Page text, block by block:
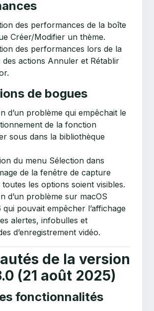
des performances de la boîte
Créer/Modifier un thème.
des performances lors de la
des actions Annuler et Rétablir
de bogues
d’un problème qui empêchait le
de la fonction
sous dans la bibliothèque
du menu Sélection dans
de la fenêtre de capture
les options soient visibles.
d’un problème sur macOS
qui pouvait empêcher l’affichage
alertes, infobulles et
d’enregistrement vidéo.
de la version
(21 août 2025)
fonctionnalités